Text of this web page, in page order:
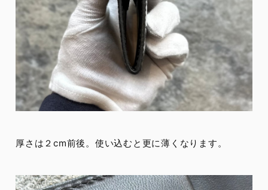
厚さは２cm前後。使い込むと更に薄くなります。